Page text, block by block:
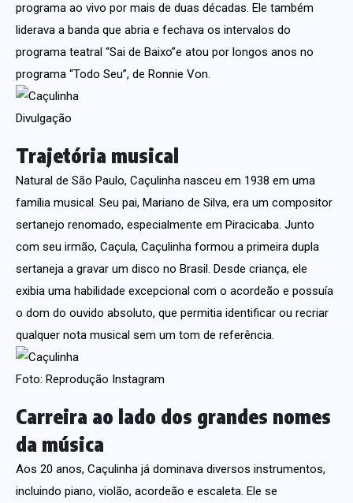
programa ao vivo por mais de duas décadas. Ele também
liderava a banda que abria e fechava os intervalos do
programa teatral “Sai de Baixo”e atou por longos anos no
programa “Todo Seu”, de Ronnie Von.
Divulgação
Trajetória musical
Natural de São Paulo, Caçulinha nasceu em 1938 em uma
família musical. Seu pai, Mariano de Silva, era um compositor
sertanejo renomado, especialmente em Piracicaba. Junto
com seu irmão, Caçula, Caçulinha formou a primeira dupla
sertaneja a gravar um disco no Brasil. Desde criança, ele
exibia uma habilidade excepcional com o acordeão e possuía
o dom do ouvido absoluto, que permitia identificar ou recriar
qualquer nota musical sem um tom de referência.
Foto: Reprodução Instagram
Carreira ao lado dos grandes nomes
da música
Aos 20 anos, Caçulinha já dominava diversos instrumentos,
incluindo piano, violão, acordeão e escaleta. Ele se